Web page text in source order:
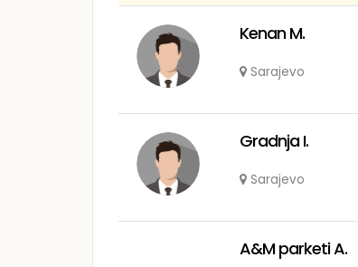
Kenan M.
Sarajevo
Gradnja I.
Sarajevo
A&M parketi A.